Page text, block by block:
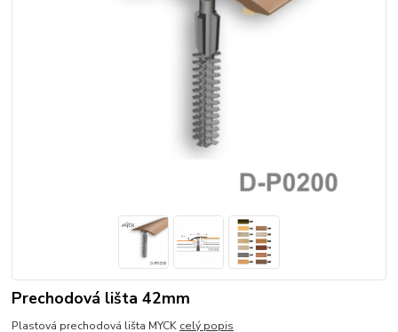
Prechodová lišta 42mm
Plastová prechodová lišta MYCK celý popis